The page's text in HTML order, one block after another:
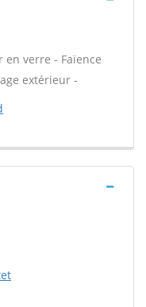
en verre - Faïence
extérieur -